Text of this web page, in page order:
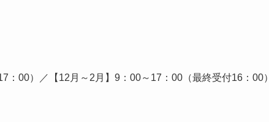
：00）／ 【12月～2月】9：00～17：00（最終受付16：00）